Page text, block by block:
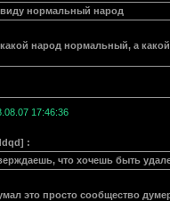
нормальный народ
народ нормальный, а
17:46:36
:
что хочешь быть
это просто сообщество